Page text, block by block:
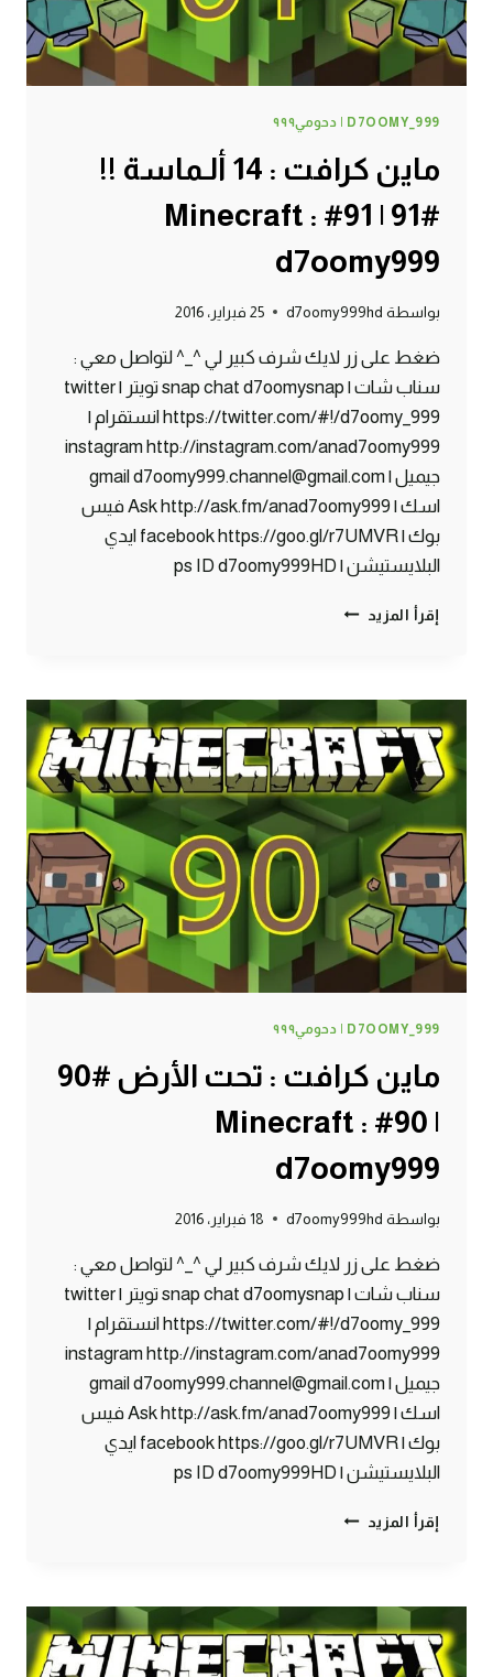
D7OOMY_999 | دحومي٩٩٩
ماين كرافت : 14 ألـماسة !!
#91 | 91# Minecraft :
d7oomy999
بواسطة d7oomy999hd 25 فبراير، 2016
ضغط على زر لايك شرف كبير لي ^_^ لتواصل معي :
سناب شات | snap chat d7oomysnap تويتر | twitter
https://twitter.com/#!/d7oomy_999 انستقرام |
instagram http://instagram.com/anad7oomy999
جيميل | gmail d7oomy999.channel@gmail.com
اسك | Ask http://ask.fm/anad7oomy999 فيس
بوك | facebook https://goo.gl/r7UMVR ايدي
البلايستيشن | ps ID d7oomy999HD
إقرأ المزيد ماين
ألـماسة
!!
#91
|
91#
MINECRAFT
:
D7OOMY999
D7OOMY_999 | دحومي٩٩٩
ماين كرافت : تحت الأرض #90
| 90# Minecraft :
d7oomy999
بواسطة d7oomy999hd 18 فبراير، 2016
ضغط على زر لايك شرف كبير لي ^_^ لتواصل معي :
سناب شات | snap chat d7oomysnap تويتر | twitter
https://twitter.com/#!/d7oomy_999 انستقرام |
instagram http://instagram.com/anad7oomy999
جيميل | gmail d7oomy999.channel@gmail.com
اسك | Ask http://ask.fm/anad7oomy999 فيس
بوك | facebook https://goo.gl/r7UMVR ايدي
البلايستيشن | ps ID d7oomy999HD
إقرأ المزيد ماين
الأرض
#90